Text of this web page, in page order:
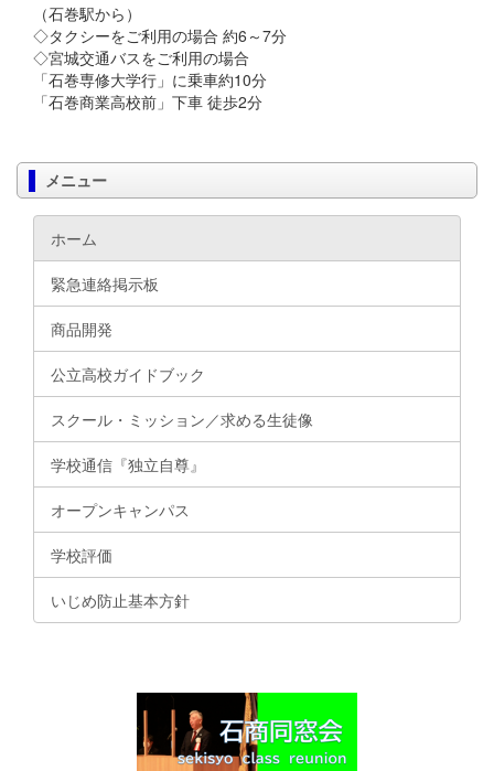
（石巻駅から）
◇タクシーをご利用の場合 約6～7分
◇宮城交通バスをご利用の場合
「石巻専修大学行」に乗車約10分
「石巻商業高校前」下車 徒歩2分
メニュー
ホーム
緊急連絡掲示板
商品開発
公立高校ガイドブック
スクール・ミッション／求める生徒像
学校通信『独立自尊』
オープンキャンパス
学校評価
いじめ防止基本方針